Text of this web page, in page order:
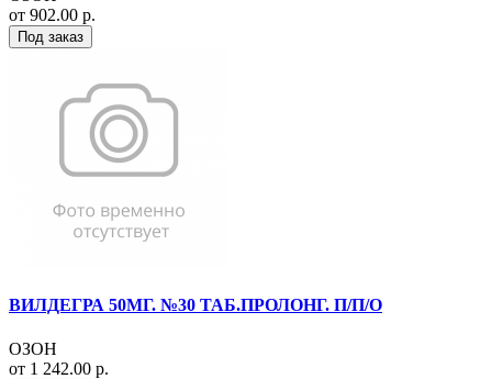
от 902.00 р.
Под заказ
ВИЛДЕГРА 50МГ. №30 ТАБ.ПРОЛОНГ. П/П/О
ОЗОН
от 1 242.00 р.